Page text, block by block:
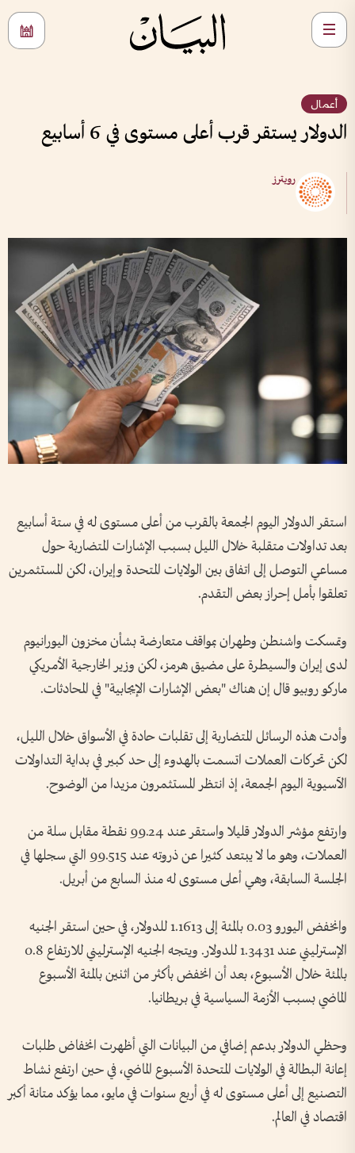
أعمال
الدولار يستقر قرب أعلى مستوى في 6 أسابيع
رويترز
استقر الدولار اليوم الجمعة بالقرب من أعلى ​مستوى له في ستة أسابيع
بعد تداولات متقلبة خلال الليل بسبب ‌الإشارات المتضاربة ​حول
مساعي التوصل إلى اتفاق بين الولايات المتحدة وإيران، لكن المستثمرين
تعلقوا بأمل إحراز بعض التقدم.
وتمسكت واشنطن وطهران بمواقف متعارضة بشأن مخزون اليورانيوم
لدى إيران والسيطرة على مضيق هرمز، لكن وزير الخارجية الأمريكي
ماركو روبيو قال إن هناك "بعض الإشارات الإيجابية" في المحادثات.
وأدت هذه الرسائل المتضاربة إلى تقلبات ⁠حادة في الأسواق خلال الليل،
لكن تحركات العملات اتسمت بالهدوء إلى حد كبير في بداية التداولات
الآسيوية اليوم الجمعة، إذ انتظر المستثمرون مزيدا من الوضوح.
وارتفع مؤشر الدولار قليلا واستقر عند 99.24 نقطة مقابل سلة من
العملات، ‌وهو ما لا يبتعد كثيرا عن ذروته عند 99.515 التي سجلها في
الجلسة السابقة، وهي أعلى مستوى له منذ السابع من أبريل.
وانخفض اليورو ‌0.03 بالمئة إلى 1.1613 للدولار، في حين استقر الجنيه
الإسترليني ‌عند 1.3431 للدولار. ويتجه الجنيه الإسترليني للارتفاع 0.8
بالمئة خلال الأسبوع، ‌بعد أن انخفض بأكثر من ‌اثنين بالمئة الأسبوع
الماضي بسبب الأزمة السياسية في بريطانيا.
وحظي الدولار بدعم إضافي من البيانات التي أظهرت ​انخفاض طلبات
إعانة البطالة في ‌الولايات المتحدة الأسبوع ​الماضي، في حين ارتفع نشاط
التصنيع إلى ⁠أعلى مستوى له في أربع سنوات في مايو، مما يؤكد متانة أكبر
اقتصاد في العالم.